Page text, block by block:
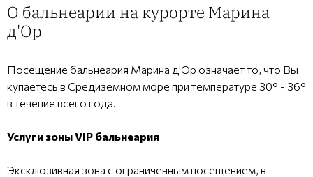
О бальнеарии на курорте Марина
д'Ор
Посещение бальнеария Марина д'Ор означает то, что Вы
купаетесь в Средиземном море при температуре 30° - 36°
в течение всего года.
Услуги зоны VIP бальнеария
Эксклюзивная зона с ограниченным посещением, в